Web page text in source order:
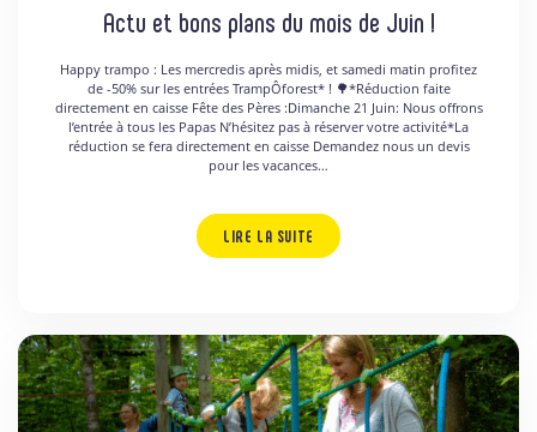
Actu et bons plans du mois de Juin !
Happy trampo : Les mercredis après midis, et samedi matin profitez
de -50% sur les entrées TrampÔforest* ! 🌳*Réduction faite
directement en caisse Fête des Pères :Dimanche 21 Juin: Nous offrons
l’entrée à tous les Papas N’hésitez pas à réserver votre activité*La
réduction se fera directement en caisse Demandez nous un devis
pour les vacances…
LIRE LA SUITE